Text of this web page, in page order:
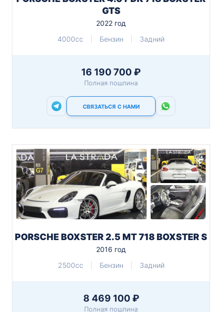
GTS
2022 год
4000cc
Бензин Задний
16 190 700 ₽
Полная пошлина
СВЯЗАТЬСЯ С НАМИ
PORSCHE BOXSTER 2.5 MT 718 BOXSTER S
2016 год
2500cc
Бензин Задний
8 469 100 ₽
Полная пошлина